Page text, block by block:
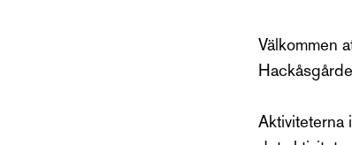
Välkommen
Aktiviteterna